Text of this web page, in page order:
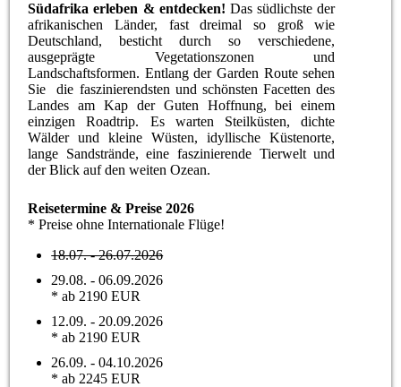
Südafrika erleben & entdecken! Das südlichste der
afrikanischen Länder, fast dreimal so groß wie
Deutschland, besticht durch so verschiedene,
ausgeprägte Vegetationszonen und
Landschaftsformen. Entlang der Garden Route sehen
Sie die faszinierendsten und schönsten Facetten des
Landes am Kap der Guten Hoffnung, bei einem
einzigen Roadtrip. Es warten Steilküsten, dichte
Wälder und kleine Wüsten, idyllische Küstenorte,
lange Sandstrände, eine faszinierende Tierwelt und
der Blick auf den weiten Ozean.
Reisetermine & Preise 2026
* Preise ohne Internationale Flüge!
18.07. - 26.07.2026
29.08. - 06.09.2026
* ab 2190 EUR
12.09. - 20.09.2026
* ab 2190 EUR
26.09. - 04.10.2026
* ab 2245 EUR